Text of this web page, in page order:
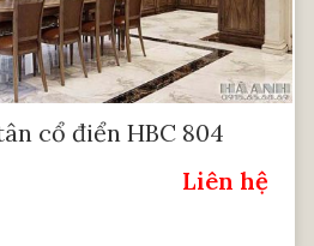
cổ điển HBC 804
Liên hệ